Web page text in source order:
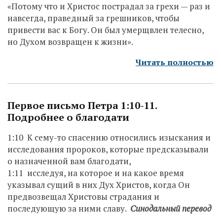
«Потому что и Христос пострадал за грехи — раз и
навсегда, праведный за грешников, чтобы
привести вас к Богу. Он был умерщвлен телесно,
но Духом возвращен к жизни».
Читать полностью
Первое письмо Петра 1:10-11.
Подробнее о благодати
1:10 К сему-то спасению относились изыскания и
исследования пророков, которые предсказывали
о назначенной вам благодати,
1:11 исследуя, на которое и на какое время
указывал сущий в них Дух Христов, когда Он
предвозвещал Христовы страдания и
последующую за ними славу. Синодальный перевод